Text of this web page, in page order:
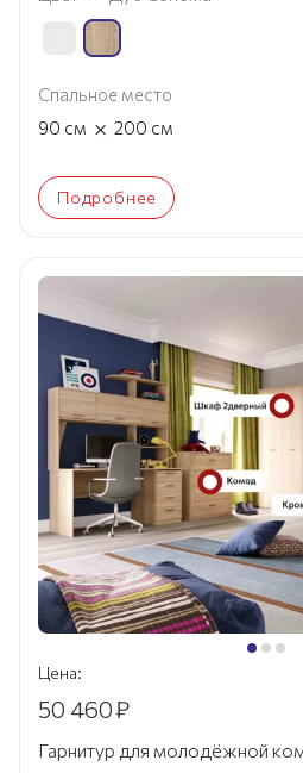
Спальное место
90 см × 200 см
Подробнее
Цена:
50 460₽
Гарнитур для молодёжной